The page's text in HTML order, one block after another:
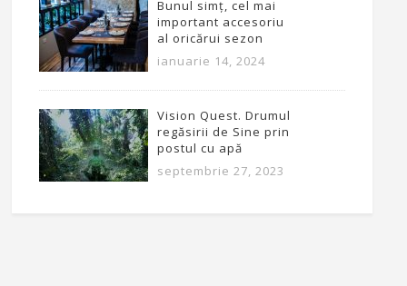
Bunul simț, cel mai
important accesoriu
al oricărui sezon
ianuarie 14, 2024
Vision Quest. Drumul
regăsirii de Sine prin
postul cu apă
septembrie 27, 2023